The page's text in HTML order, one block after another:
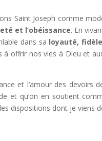
Saint Joseph comme
et l’obéissance. En
dans sa loyauté,
à offrir nos vies à Dieu et
et l’amour des devoirs
et qu’on en soutient
dispositions dont je viens